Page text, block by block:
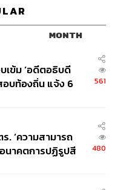
วาเรซ’ ศูนย์หน้าวัย 24
าร์เจนตินาเถลิงแชมป์
ความหวังของทีมชุดนี้
ย่างมากว่าอัลวาเรซ
รือไม่
MONTH
เข้ม ‘อดีตอธิบดี
บท้องถิ่น แจ้ง 6
561
. ‘ความสามารถ
อนาคตการปฏิรูปสี
480